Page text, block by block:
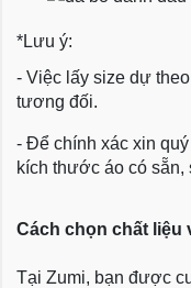
*Lưu ý:
- Việc lấy size dự
tương đối.
- Để chính xác xin
kích thước áo có sẵn,
Cách chọn chất liệu
Tại Zumi, bạn được